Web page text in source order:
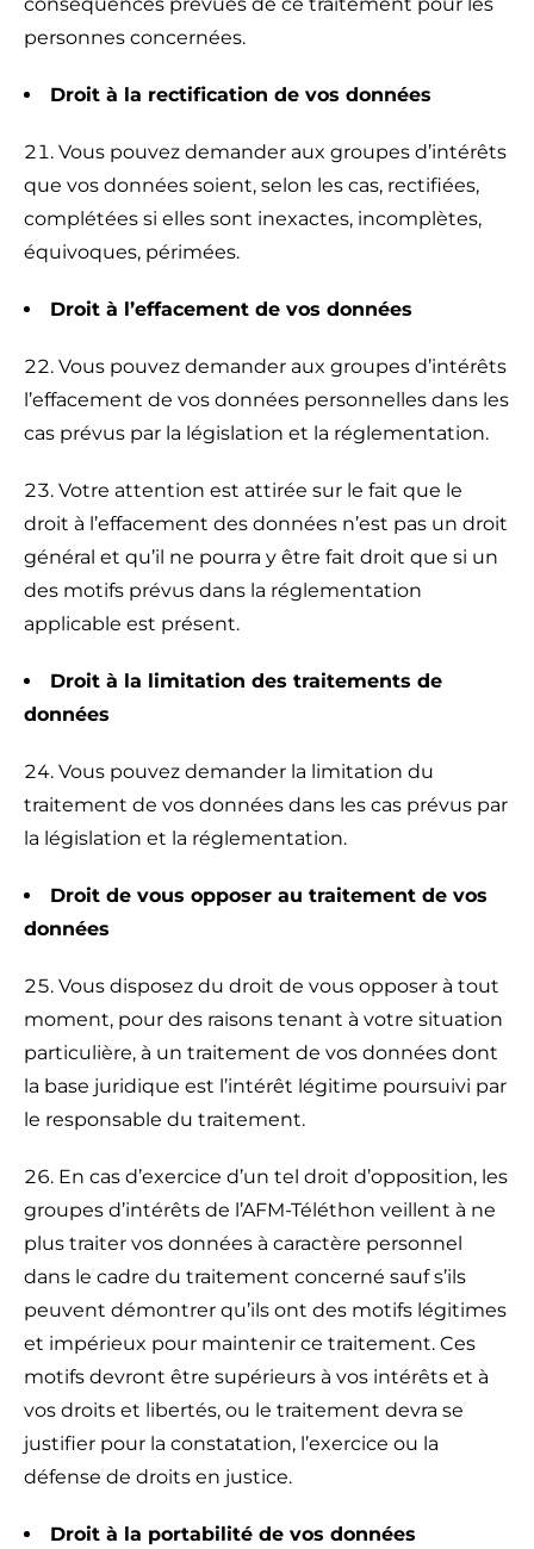
personnes concernées.
Droit à la rectification de vos données
Vous pouvez demander aux groupes d’intérêts
que vos données soient, selon les cas, rectifiées,
complétées si elles sont inexactes, incomplètes,
équivoques, périmées.
Droit à l’effacement de vos données
Vous pouvez demander aux groupes d’intérêts
l’effacement de vos données personnelles dans les
cas prévus par la législation et la réglementation.
Votre attention est attirée sur le fait que le
droit à l’effacement des données n’est pas un droit
général et qu’il ne pourra y être fait droit que si un
des motifs prévus dans la réglementation
applicable est présent.
Droit à la limitation des traitements de
données
Vous pouvez demander la limitation du
traitement de vos données dans les cas prévus par
la législation et la réglementation.
Droit de vous opposer au traitement de vos
données
Vous disposez du droit de vous opposer à tout
moment, pour des raisons tenant à votre situation
particulière, à un traitement de vos données dont
la base juridique est l’intérêt légitime poursuivi par
le responsable du traitement.
En cas d’exercice d’un tel droit d’opposition, les
groupes d’intérêts de l’AFM-Téléthon veillent à ne
plus traiter vos données à caractère personnel
dans le cadre du traitement concerné sauf s’ils
peuvent démontrer qu’ils ont des motifs légitimes
et impérieux pour maintenir ce traitement. Ces
motifs devront être supérieurs à vos intérêts et à
vos droits et libertés, ou le traitement devra se
justifier pour la constatation, l’exercice ou la
défense de droits en justice.
Droit à la portabilité de vos données